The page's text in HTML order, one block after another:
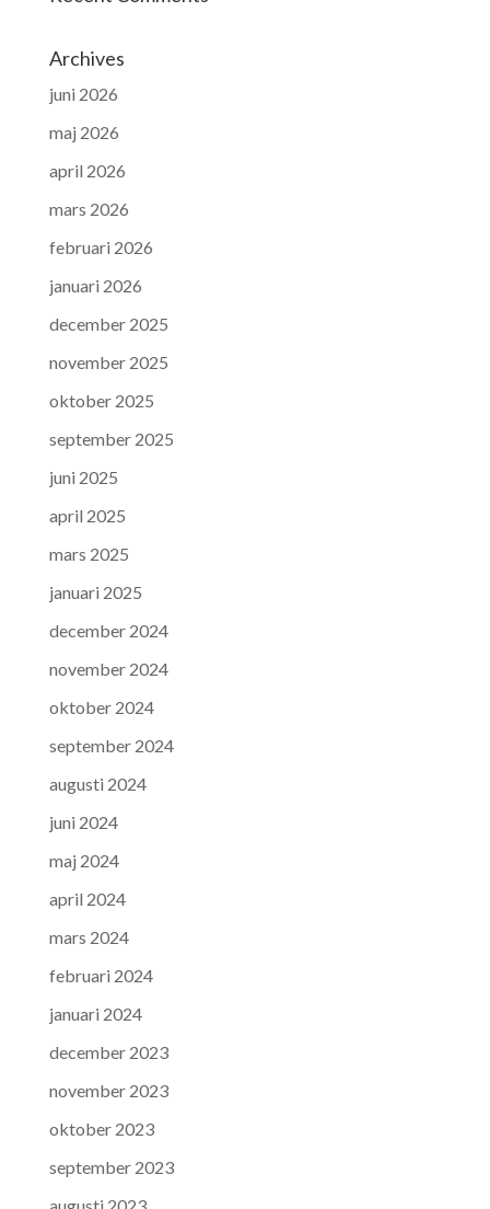
Archives
juni 2026
maj 2026
april 2026
mars 2026
februari 2026
januari 2026
december 2025
november 2025
oktober 2025
september 2025
juni 2025
april 2025
mars 2025
januari 2025
december 2024
november 2024
oktober 2024
september 2024
augusti 2024
juni 2024
maj 2024
april 2024
mars 2024
februari 2024
januari 2024
december 2023
november 2023
oktober 2023
september 2023